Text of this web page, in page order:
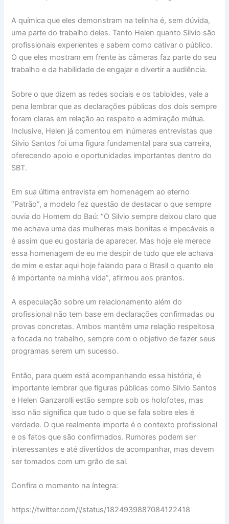
A química que eles demonstram na telinha é, sem dúvida,
uma parte do trabalho deles. Tanto Helen quanto Silvio são
profissionais experientes e sabem como cativar o público.
O que eles mostram em frente às câmeras faz parte do seu
trabalho e da habilidade de engajar e divertir a audiência.
Sobre o que dizem as redes sociais e os tabloides, vale a
pena lembrar que as declarações públicas dos dois sempre
foram claras em relação ao respeito e admiração mútua.
Inclusive, Helen já comentou em inúmeras entrevistas que
Silvio Santos foi uma figura fundamental para sua carreira,
oferecendo apoio e oportunidades importantes dentro do
SBT.
Em sua última entrevista em homenagem ao eterno
“Patrão”, a modelo fez questão de destacar o que sempre
ouvia do Homem do Baú: “O Silvio sempre deixou claro que
me achava uma das mulheres mais bonitas e impecáveis e
é assim que eu gostaria de aparecer. Mas hoje ele merece
essa homenagem de eu me despir de tudo que ele achava
de mim e estar aqui hoje falando para o Brasil o quanto ele
é importante na minha vida”, afirmou aos prantos.
A especulação sobre um relacionamento além do
profissional não tem base em declarações confirmadas ou
provas concretas. Ambos mantêm uma relação respeitosa
e focada no trabalho, sempre com o objetivo de fazer seus
programas serem um sucesso.
Então, para quem está acompanhando essa história, é
importante lembrar que figuras públicas como Silvio Santos
e Helen Ganzarolli estão sempre sob os holofotes, mas
isso não significa que tudo o que se fala sobre eles é
verdade. O que realmente importa é o contexto profissional
e os fatos que são confirmados. Rumores podem ser
interessantes e até divertidos de acompanhar, mas devem
ser tomados com um grão de sal.
Confira o momento na íntegra:
https://twitter.com/i/status/1824939887084122418